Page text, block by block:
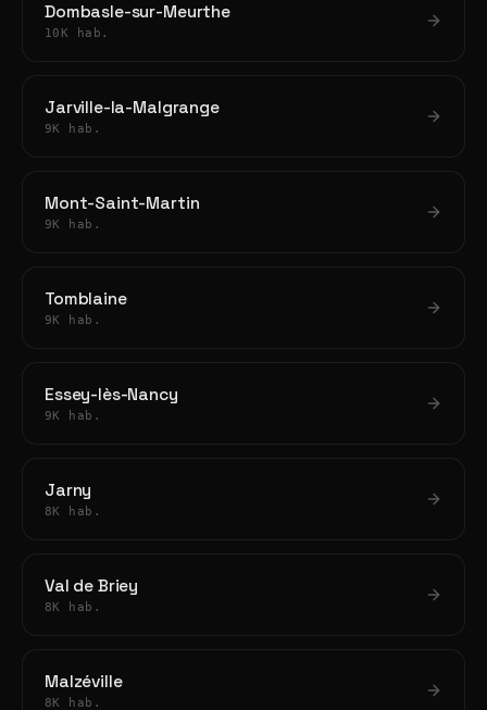
Dombasle-sur-Meurthe
10K hab.
Jarville-la-Malgrange
9K hab.
Mont-Saint-Martin
9K hab.
Tomblaine
9K hab.
Essey-lès-Nancy
9K hab.
Jarny
8K hab.
Val de Briey
8K hab.
Malzéville
8K hab.